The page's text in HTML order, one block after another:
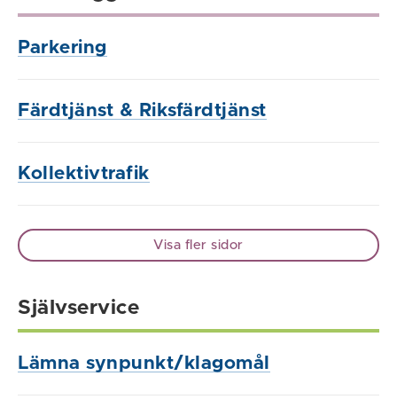
Parkering
Färdtjänst & Riksfärdtjänst
Kollektivtrafik
Visa fler sidor
Självservice
Lämna synpunkt/klagomål